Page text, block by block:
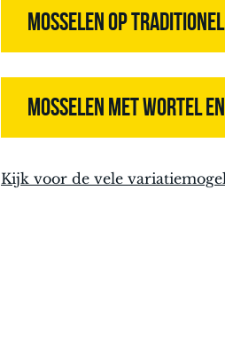
MOSSELEN OP
MOSSELEN MET WORTEL
Kijk voor de vele